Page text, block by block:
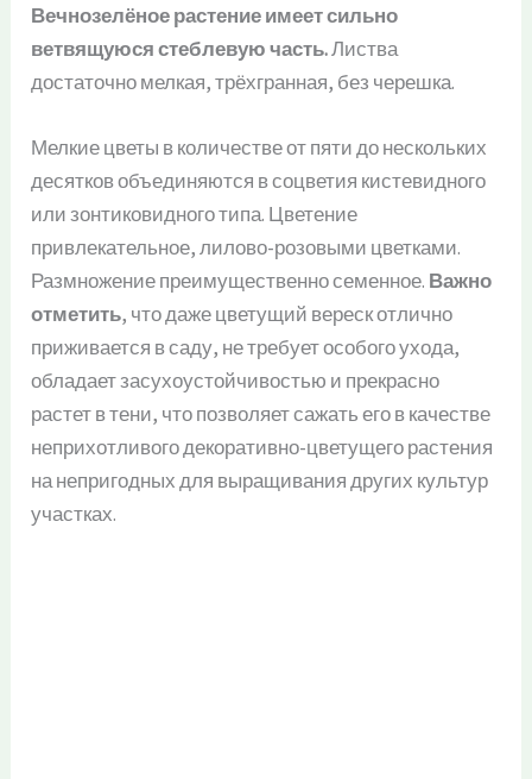
Вечнозелёное растение имеет сильно
ветвящуюся стеблевую часть.Листва
достаточно мелкая, трёхгранная, без черешка.
Мелкие цветы в количестве от пяти до нескольких
десятков объединяются в соцветия кистевидного
или зонтиковидного типа. Цветение
привлекательное, лилово-розовыми цветками.
Размножение преимущественно семенное. Важно
отметить, что даже цветущий вереск отлично
приживается в саду, не требует особого ухода,
обладает засухоустойчивостью и прекрасно
растет в тени, что позволяет сажать его в качестве
неприхотливого декоративно-цветущего растения
на непригодных для выращивания других культур
участках.